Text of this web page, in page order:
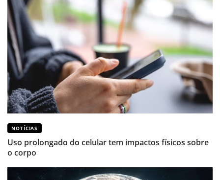
NOTÍCIAS
Uso prolongado do celular tem impactos físicos sobre
o corpo